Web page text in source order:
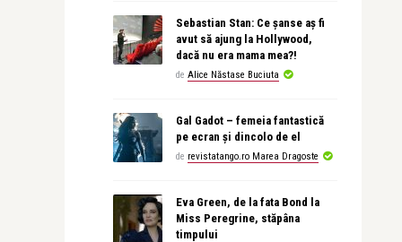
Sebastian Stan: Ce șanse aș fi
avut să ajung la Hollywood,
dacă nu era mama mea?!
de Alice Năstase Buciuta
Gal Gadot – femeia fantastică
pe ecran și dincolo de el
de revistatango.ro Marea Dragoste
Eva Green, de la fata Bond la
Miss Peregrine, stăpâna
timpului